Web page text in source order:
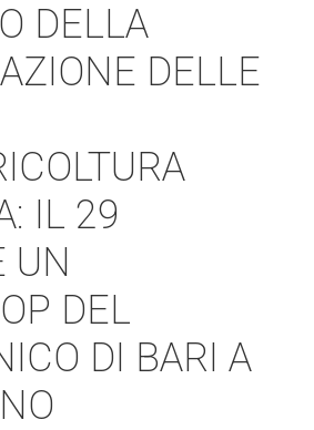
DELLA
DELLE
IL 29
UN
DEL
DI BARI A